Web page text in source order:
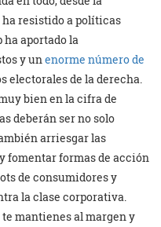
resistido a políticas
ha aportado la
y unenorme número de
electorales de la derecha.
bien en la cifra de
deberán ser no solo
arriesgar las
fomentar formas de acción
de consumidores y
la clase corporativa.
mantienes al margen y